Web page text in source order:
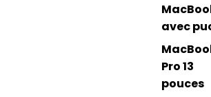
avec
Pro 13
pouces